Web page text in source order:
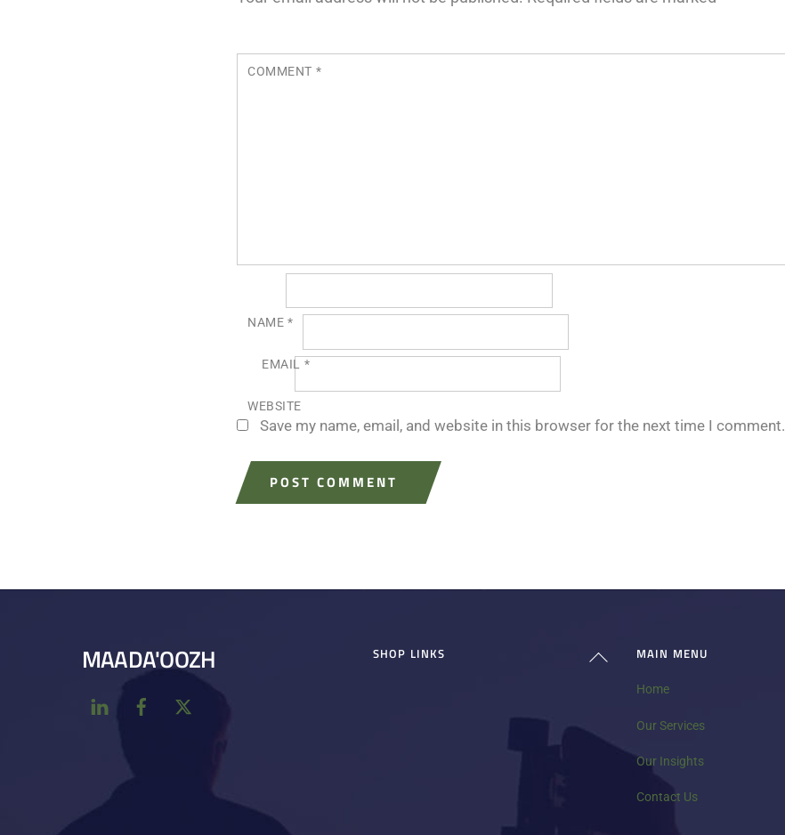
COMMENT *
NAME *
EMAIL *
WEBSITE
Save my name, email, and website in this browser for the next time I comment.
Back
MAADA'OOZH SHOP LINKS MAIN MENU
Home
Our Services
Our Insights
Contact Us